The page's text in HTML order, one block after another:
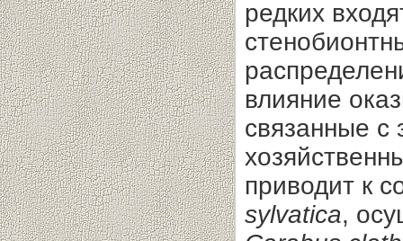
редких
влияние
связанные с
приводит к
sylvatica,